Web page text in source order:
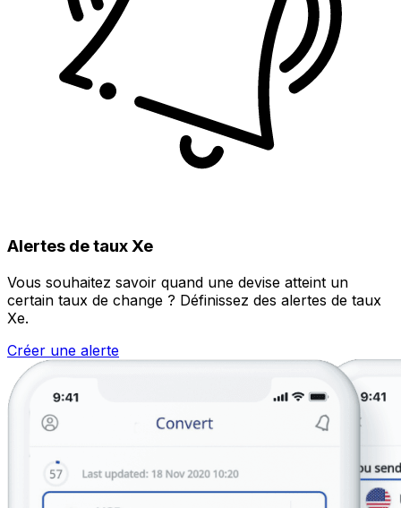
Alertes de taux Xe
Vous souhaitez savoir quand une devise atteint un
certain taux de change ? Définissez des alertes de taux
Xe.
Créer une alerte